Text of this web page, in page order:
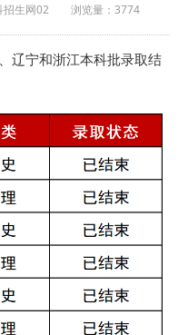
招生网02 浏览量： 3774
辽宁和浙江本科批录取结